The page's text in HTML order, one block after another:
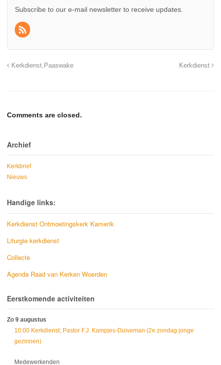
Subscribe to our e-mail newsletter to receive updates.
Kerkdienst,Paaswake Kerkdienst
Comments are closed.
Archief
Kerkbrief
Nieuws
Handige links:
Kerkdienst Ontmoetingskerk Kamerik
Liturgie kerkdienst
Collecte
Agenda Raad van Kerken Woerden
Eerstkomende activiteiten
Zo 9 augustus
10:00 Kerkdienst; Pastor F.J. Kampjes-Duiveman (2e zondag jonge
gezinnen)
Medewerkenden